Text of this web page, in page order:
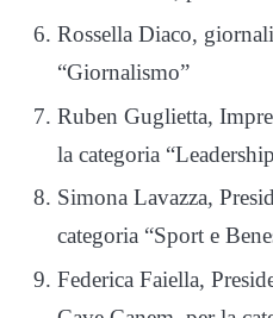
Rossella Diaco,
“Giornalismo”
Ruben Guglietta,
la categoria
Simona Lavazza,
categoria “Sport e
Federica Faiella,